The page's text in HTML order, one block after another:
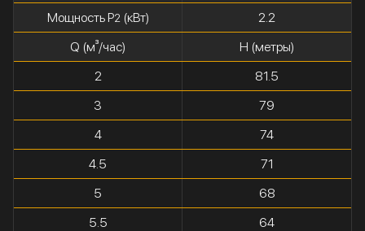
Мощность P2(кВт)
2.2
Q (м³/час)
H (метры)
2
81.5
3
79
4
74
4.5
71
5
68
5.5
64